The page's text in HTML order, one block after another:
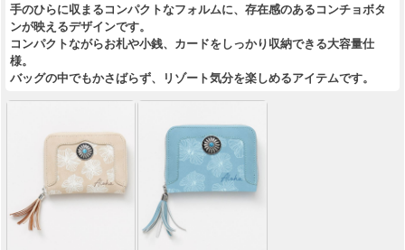
手のひらに収まるコンパクトなフォルムに、存在感のあるコンチョボタ
ンが映えるデザインです。
コンパクトながらお札や小銭、カードをしっかり収納できる大容量仕
様。
バッグの中でもかさばらず、リゾート気分を楽しめるアイテムです。